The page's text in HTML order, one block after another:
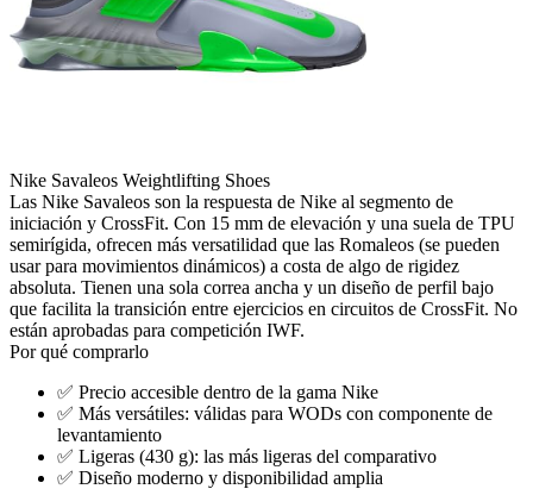
Nike Savaleos Weightlifting Shoes
Las Nike Savaleos son la respuesta de Nike al segmento de
iniciación y CrossFit. Con 15 mm de elevación y una suela de TPU
semirígida, ofrecen más versatilidad que las Romaleos (se pueden
usar para movimientos dinámicos) a costa de algo de rigidez
absoluta. Tienen una sola correa ancha y un diseño de perfil bajo
que facilita la transición entre ejercicios en circuitos de CrossFit. No
están aprobadas para competición IWF.
Por qué comprarlo
✅ Precio accesible dentro de la gama Nike
✅ Más versátiles: válidas para WODs con componente de
levantamiento
✅ Ligeras (430 g): las más ligeras del comparativo
✅ Diseño moderno y disponibilidad amplia